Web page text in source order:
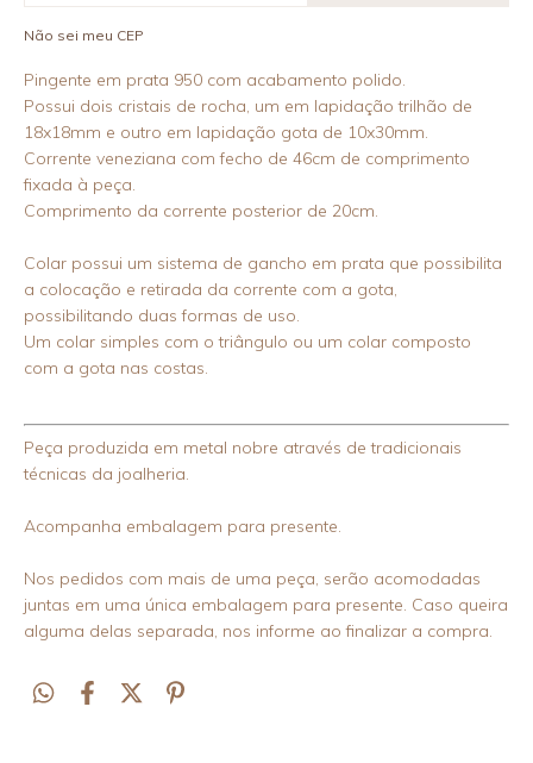
Não sei meu CEP
Pingente em prata 950 com acabamento polido.
Possui dois cristais de rocha, um em lapidação trilhão de
18x18mm e outro em lapidação gota de 10x30mm.
Corrente veneziana com fecho de 46cm de comprimento
fixada à peça.
Comprimento da corrente posterior de 20cm.
Colar possui um sistema de gancho em prata que possibilita
a colocação e retirada da corrente com a gota,
possibilitando duas formas de uso.
Um colar simples com o triângulo ou um colar composto
com a gota nas costas.
Peça produzida em metal nobre através de tradicionais
técnicas da joalheria.
Acompanha embalagem para presente.
Nos pedidos com mais de uma peça, serão acomodadas
juntas em uma única embalagem para presente. Caso queira
alguma delas separada, nos informe ao finalizar a compra.